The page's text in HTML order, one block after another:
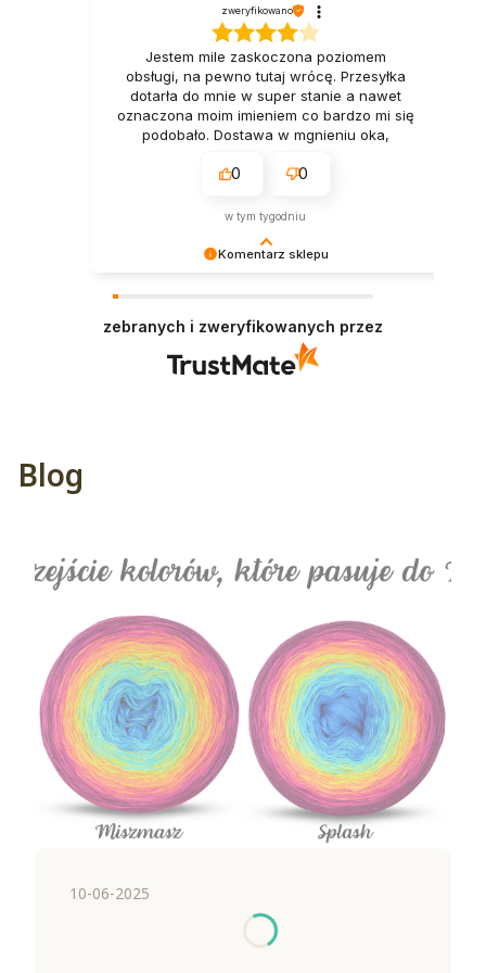
Komentarz sklepu
doświadczeniem. Jesteśmy szczęśliwi, że mamy
takich klientów. Z pozdrowieniami, obsługa
zweryfikowano
Jestem mile zaskoczona poziomem
obsługi, na pewno tutaj wrócę. Przesyłka
dotarła do mnie w super stanie a nawet
oznaczona moim imieniem co bardzo mi się
podobało. Dostawa w mgnieniu oka,
Pozdrawiam
0 0
w tym tygodniu
zebranych i zweryfikowanych przez
Blog
10-06-2025